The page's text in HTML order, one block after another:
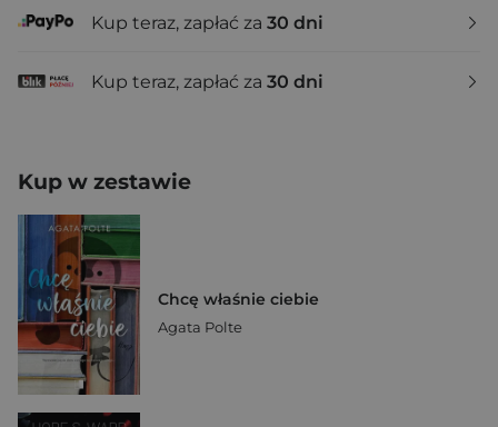
Kup teraz, zapłać za 30 dni
Kup teraz, zapłać za 30 dni
Kup w zestawie
Chcę właśnie ciebie
Agata Polte